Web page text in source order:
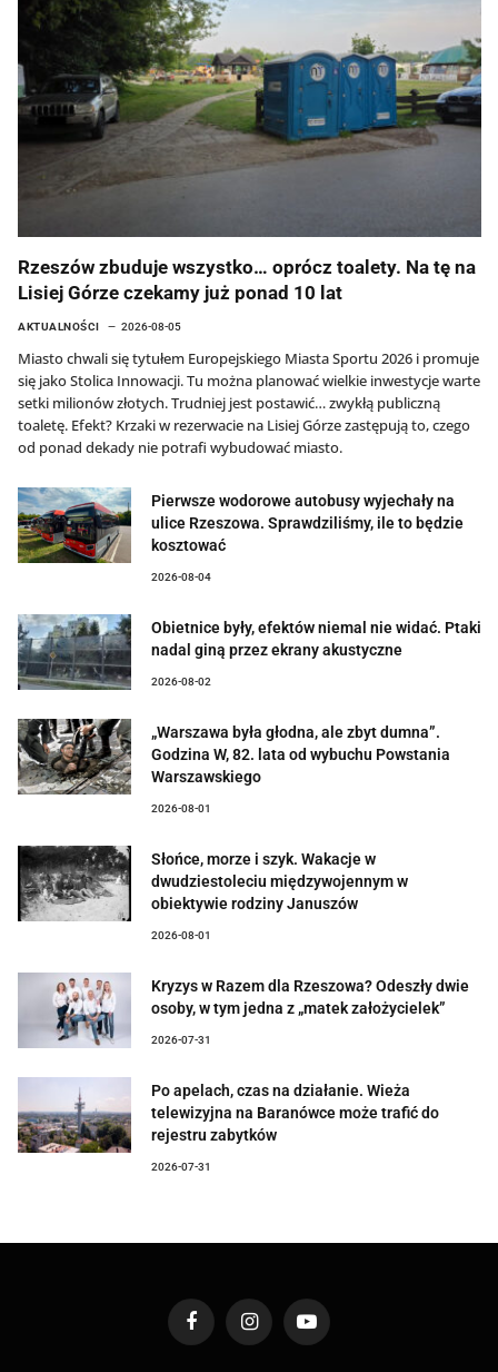
Rzeszów zbuduje wszystko… oprócz toalety. Na tę na
Lisiej Górze czekamy już ponad 10 lat
AKTUALNOŚCI 2026-08-05
Miasto chwali się tytułem Europejskiego Miasta Sportu 2026 i promuje
się jako Stolica Innowacji. Tu można planować wielkie inwestycje warte
setki milionów złotych. Trudniej jest postawić… zwykłą publiczną
toaletę. Efekt? Krzaki w rezerwacie na Lisiej Górze zastępują to, czego
od ponad dekady nie potrafi wybudować miasto.
Pierwsze wodorowe autobusy wyjechały na
ulice Rzeszowa. Sprawdziliśmy, ile to będzie
kosztować
2026-08-04
Obietnice były, efektów niemal nie widać. Ptaki
nadal giną przez ekrany akustyczne
2026-08-02
„Warszawa była głodna, ale zbyt dumna”.
Godzina W, 82. lata od wybuchu Powstania
Warszawskiego
2026-08-01
Słońce, morze i szyk. Wakacje w
dwudziestoleciu międzywojennym w
obiektywie rodziny Januszów
2026-08-01
Kryzys w Razem dla Rzeszowa? Odeszły dwie
osoby, w tym jedna z „matek założycielek”
2026-07-31
Po apelach, czas na działanie. Wieża
telewizyjna na Baranówce może trafić do
rejestru zabytków
2026-07-31
FacebookInstagramYouTube